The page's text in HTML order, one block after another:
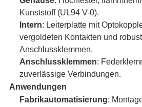
Kunststoff (UL94 V-0).
Intern: Leiterplatte mit
vergoldeten Kontakten und
Anschlussklemmen.
Anschlussklemmen:
zuverlässige Verbindungen.
Anwendungen
Fabrikautomatisierung: